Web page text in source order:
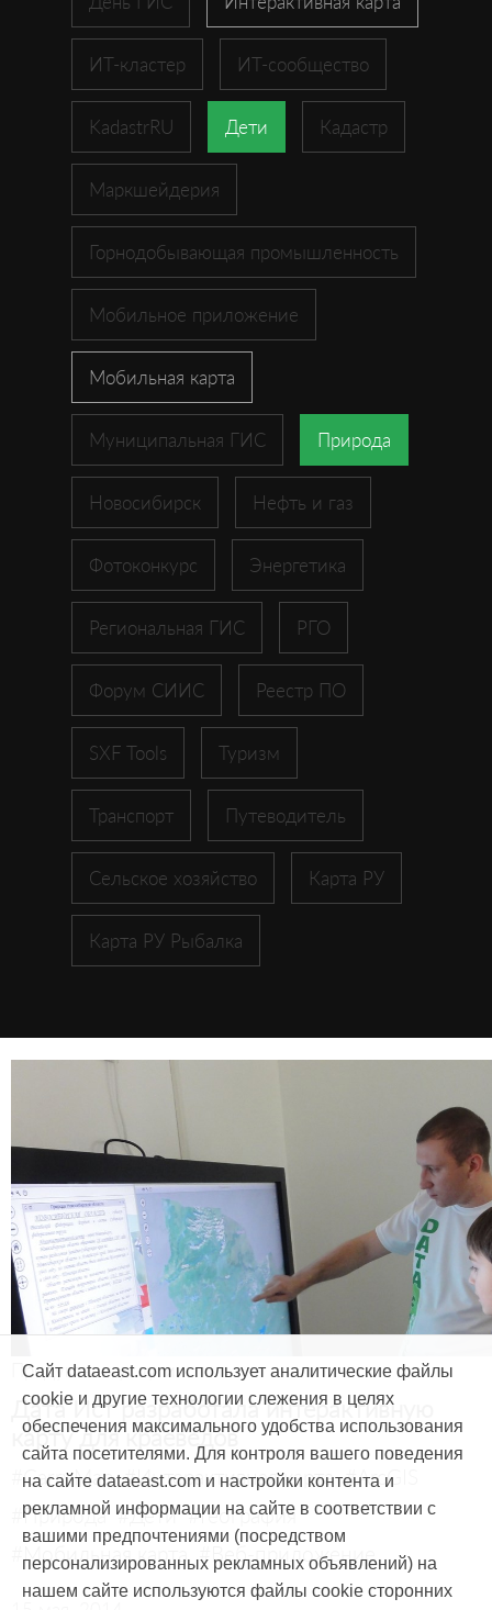
ИТ-кластер ИТ-сообщество
KadastrRU Дети Кадастр
Маркшейдерия
Горнодобывающая промышленность
Мобильное приложение
Мобильная карта
Муниципальная ГИС Природа
Новосибирск Нефть и газ
Фотоконкурс Энергетика
Региональная ГИС РГО
Форум СИИС Реестр ПО
SXF Tools Туризм
Транспорт Путеводитель
Сельское хозяйство Карта РУ
Карта РУ Рыбалка
Продукты и услуги
Дата Ист разработала интерактивную
карту для краеведов
#CarryMap #Интерактивная карта #ArcGIS
#Природа #Дети #География
#Мобильная карта #Веб-приложение
Сайт dataeast.com использует аналитические файлы
cookie и другие технологии слежения в целях
обеспечения максимального удобства использования
сайта посетителями. Для контроля вашего поведения
на сайте dataeast.com и настройки контента и
рекламной информации на сайте в соответствии с
вашими предпочтениями (посредством
персонализированных рекламных объявлений) на
нашем сайте используются файлы cookie сторонних